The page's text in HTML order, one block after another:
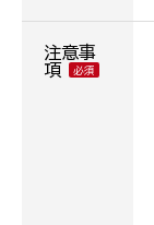
注意事
項